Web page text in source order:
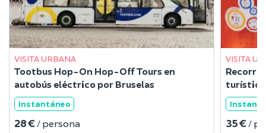
VISITA URBANA
Tootbus Hop-On Hop-Off Tours en
autobús eléctrico por Bruselas
Instantáneo
28 € / persona
VISITA
turístico
35 € /